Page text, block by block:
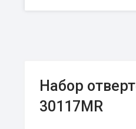
Набор
30117MR